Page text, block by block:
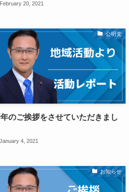
February 20, 2021
公明党
のご挨拶をさせていただきまし
January 4, 2021
お知らせ